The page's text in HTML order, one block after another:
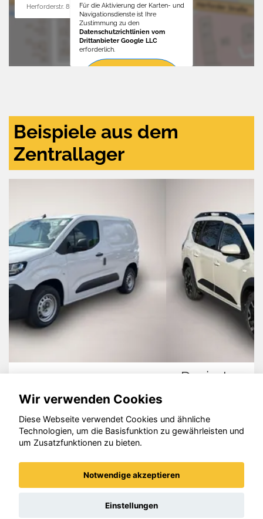
Herforderstr. 81, 32657 LemgoFür die Aktivierung der Karten- und
Navigationsdienste ist Ihre
Zustimmung zu den
Datenschutzrichtlinien vom
Drittanbieter Google LLC
erforderlich.
Beispiele aus dem
Zentrallager
© konjunkturmotor.de GmbH 2020 - 2026
Wir verwenden Cookies
Diese Webseite verwendet Cookies und ähnliche
Technologien, um die Basisfunktion zu gewährleisten und
um Zusatzfunktionen zu bieten.
Notwendige akzeptieren
Einstellungen